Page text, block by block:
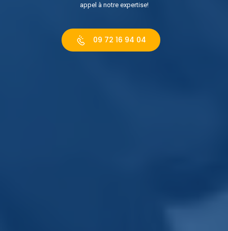
appel à notre expertise!
09 72 16 94 04